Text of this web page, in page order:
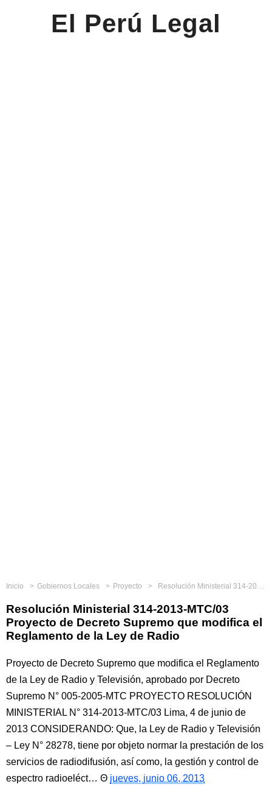
El Perú Legal
Inicio Gobiernos Locales Proyecto Resolución Ministerial 314-2013-MTC/03 Proyecto de Decreto Supremo que modifica el Reglamento de la Ley de Radio
Resolución Ministerial 314-2013-MTC/03
Proyecto de Decreto Supremo que modifica el
Reglamento de la Ley de Radio
Proyecto de Decreto Supremo que modifica el Reglamento
de la Ley de Radio y Televisión, aprobado por Decreto
Supremo N° 005-2005-MTC PROYECTO RESOLUCIÓN
MINISTERIAL N° 314-2013-MTC/03 Lima, 4 de junio de
2013 CONSIDERANDO: Que, la Ley de Radio y Televisión
– Ley N° 28278, tiene por objeto normar la prestación de los
servicios de radiodifusión, así como, la gestión y control de
espectro radioeléct…
jueves, junio 06, 2013